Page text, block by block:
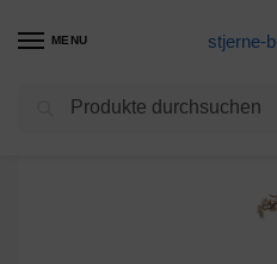
MENU stjerne-
Unkategorisiert / Sideboard